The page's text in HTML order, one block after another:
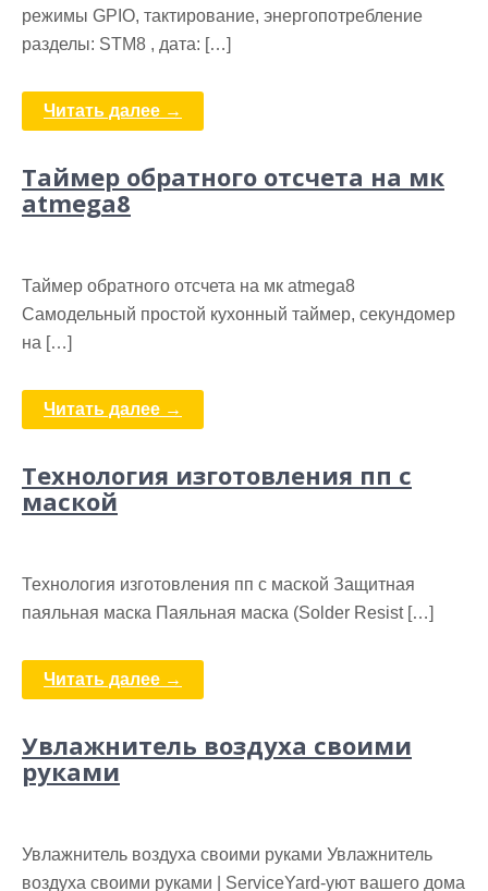
режимы GPIO, тактирование, энергопотребление
разделы: STM8 , дата: […]
Читать далее →
Таймер обратного отсчета на мк
atmega8
Таймер обратного отсчета на мк atmega8
Самодельный простой кухонный таймер, секундомер
на […]
Читать далее →
Технология изготовления пп с
маской
Технология изготовления пп с маской Защитная
паяльная маска Паяльная маска (Solder Resist […]
Читать далее →
Увлажнитель воздуха своими
руками
Увлажнитель воздуха своими руками Увлажнитель
воздуха своими руками | ServiceYard-уют вашего дома